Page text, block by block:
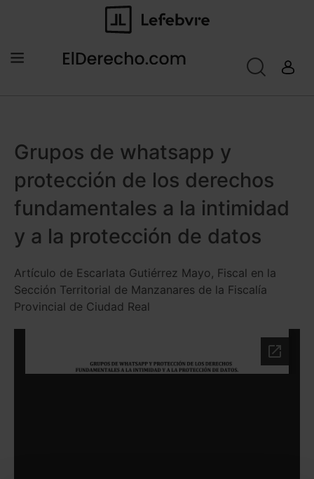
Grupos de whatsapp y
protección de los derechos
fundamentales a la intimidad
y a la protección de datos
Artículo de Escarlata Gutiérrez Mayo, Fiscal en la
Sección Territorial de Manzanares de la Fiscalía
Provincial de Ciudad Real